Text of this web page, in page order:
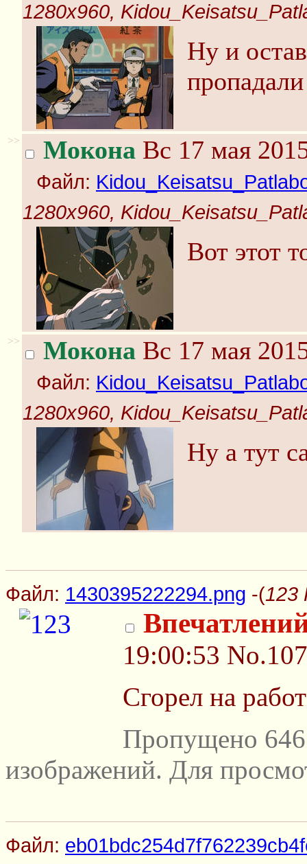
1280x960,
Ну и
>> Мокона Вс 17 мая
Файл:
1280x960,
Вот этот
>> Мокона Вс 17 мая
Файл:
1280x960,
Ну а тут
Файл: 1430395222294.png -(123
19:00:53
Сгорел на
Пропущено
изображений. Для
Файл: